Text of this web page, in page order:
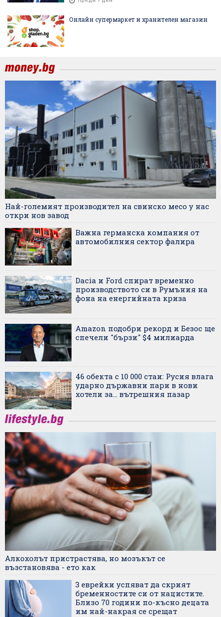
Онлайн супермаркет и хранителен магазин
Най-големият производител на свинско месо у нас
откри нов завод
Важна германска компания от
автомобилния сектор фалира
Dacia и Ford спират временно
производството си в Румъния на
фона на енергийната криза
Amazon подобри рекорд и Безос ще
спечели "бързи" $4 милиарда
46 обекта с 10 000 стаи: Русия влага
ударно държавни пари в нови
хотели за... вътрешния пазар
Алкохолът пристрастява, но мозъкът се
възстановява - ето как
3 еврейки успяват да скрият
бременностите си от нацистите.
Близо 70 години по-късно децата
им най-накрая се срещат